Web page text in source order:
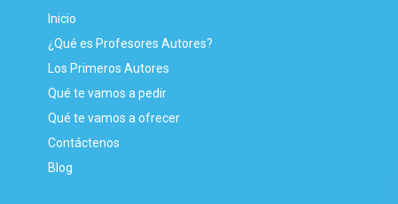
Inicio
¿Qué es Profesores Autores?
Los Primeros Autores
Qué te vamos a pedir
Qué te vamos a ofrecer
Contáctenos
Blog